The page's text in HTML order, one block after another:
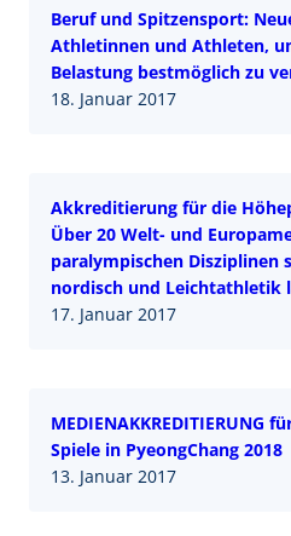
Beruf und Spitzensport:
Athletinnen und Athleten,
Belastung bestmöglich zu
18. Januar 2017
Akkreditierung für die
Über 20 Welt- und
paralympischen Disziplinen
nordisch und
17. Januar 2017
MEDIENAKKREDITIERUNG
Spiele in PyeongChang 2018
13. Januar 2017